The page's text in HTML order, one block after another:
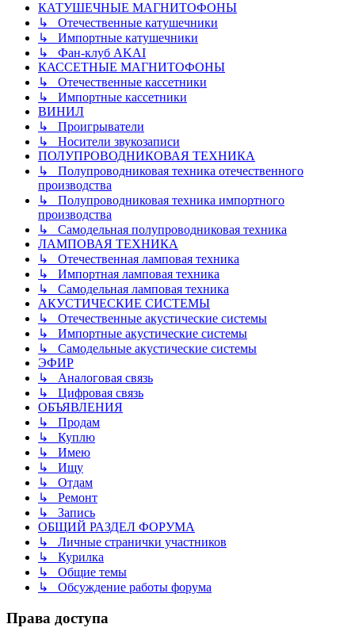
КАТУШЕЧНЫЕ МАГНИТОФОНЫ
↳ Отечественные катушечники
↳ Импортные катушечники
↳ Фан-клуб AKAI
КАССЕТНЫЕ МАГНИТОФОНЫ
↳ Отечественные кассетники
↳ Импортные кассетники
ВИНИЛ
↳ Проигрыватели
↳ Носители звукозаписи
ПОЛУПРОВОДНИКОВАЯ ТЕХНИКА
↳ Полупроводниковая техника отечественного
производства
↳ Полупроводниковая техника импортного
производства
↳ Самодельная полупроводниковая техника
ЛАМПОВАЯ ТЕХНИКА
↳ Отечественная ламповая техника
↳ Импортная ламповая техника
↳ Самодельная ламповая техника
АКУСТИЧЕСКИЕ СИСТЕМЫ
↳ Отечественные акустические системы
↳ Импортные акустические системы
↳ Самодельные акустические системы
ЭФИР
↳ Аналоговая связь
↳ Цифровая связь
ОБЪЯВЛЕНИЯ
↳ Продам
↳ Куплю
↳ Имею
↳ Ищу
↳ Отдам
↳ Ремонт
↳ Запись
ОБЩИЙ РАЗДЕЛ ФОРУМА
↳ Личные странички участников
↳ Курилка
↳ Общие темы
↳ Обсуждение работы форума
Права доступа